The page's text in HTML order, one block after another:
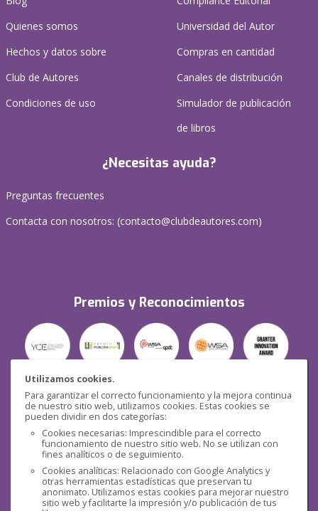
Utilizamos cookies.
Para garantizar el correcto funcionamiento y la mejora continua
de nuestro sitio web, utilizamos cookies. Estas cookies se
pueden dividir en dos categorías:
Cookies necesarias: Imprescindible para el correcto
funcionamiento de nuestro sitio web. No se utilizan con
fines analíticos o de seguimiento.
Cookies analíticas: Relacionado con Google Analytics y
otras herramientas estadísticas que preservan tu
anonimato. Utilizamos estas cookies para mejorar nuestro
sitio web y facilitarte la impresión y/o publicación de tus
Quienes somos
Hechos y datos sobre
Club de Autores
Condiciones de uso
Universidad del Autor
Compras en cantidad
Canales de distribución
Simulador de publicación
de libros
¿Necesitas ayuda?
Preguntas frecuentes
Contacta con nosotros: (contacto@clubdeautores.com)
Premios y Reconocimientos
Seguridad
Redes sociales